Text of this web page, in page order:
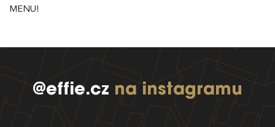
MENU!
@effie.cz na instagramu